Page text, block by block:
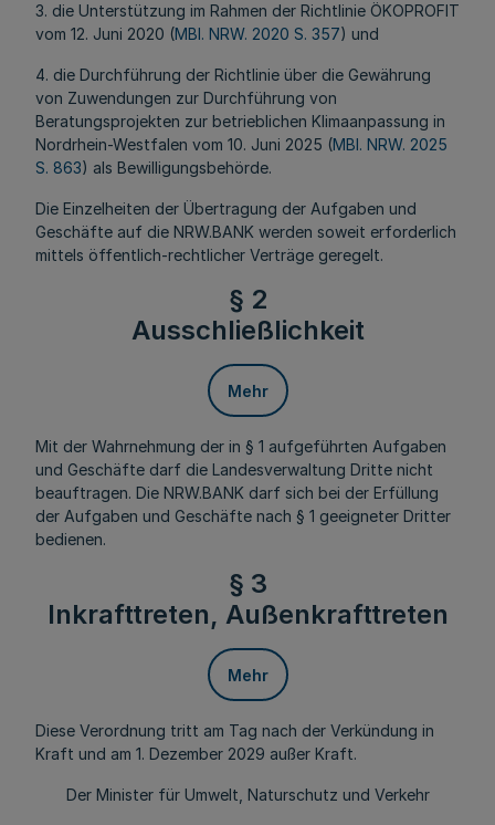
3. die Unterstützung im Rahmen der Richtlinie ÖKOPROFIT
vom 12. Juni 2020 (MBl. NRW. 2020 S. 357) und
4. die Durchführung der Richtlinie über die Gewährung
von Zuwendungen zur Durchführung von
Beratungsprojekten zur betrieblichen Klimaanpassung in
Nordrhein-Westfalen vom 10. Juni 2025 (MBl. NRW. 2025
S. 863) als Bewilligungsbehörde.
Die Einzelheiten der Übertragung der Aufgaben und
Geschäfte auf die NRW.BANK werden soweit erforderlich
mittels öffentlich-rechtlicher Verträge geregelt.
§ 2
Ausschließlichkeit
Mehr
Mit der Wahrnehmung der in § 1 aufgeführten Aufgaben
und Geschäfte darf die Landesverwaltung Dritte nicht
beauftragen. Die NRW.BANK darf sich bei der Erfüllung
der Aufgaben und Geschäfte nach § 1 geeigneter Dritter
bedienen.
§ 3
Inkrafttreten, Außenkrafttreten
Mehr
Diese Verordnung tritt am Tag nach der Verkündung in
Kraft und am 1. Dezember 2029 außer Kraft.
Der Minister für Umwelt, Naturschutz und Verkehr